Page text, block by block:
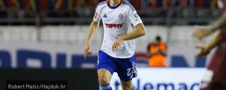
Robert Matic/Hajduk.hr